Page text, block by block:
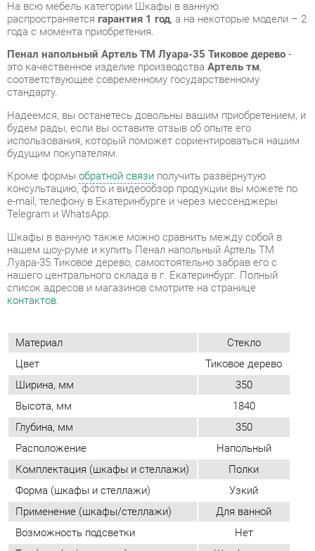
соответствующее современному государственному
стандарту.
Надеемся, вы останетесь довольны вашим приобретением, и
будем рады, если вы оставите отзыв об опыте его
использования, который поможет сориентироваться нашим
будущим покупателям.
Кроме формы
консультацию, фото и видеообзор продукции вы можете по
e-mail, телефону в Екатеринбурге и через мессенджеры
Telegram и WhatsApp.
Шкафы в ванную также можно сравнить между собой в
нашем шоу-руме и купить Пенал напольный Артель ТМ
Луара-35 Тиковое дерево, самостоятельно забрав его с
нашего центрального склада в г. Екатеринбург. Полный
список адресов и магазинов смотрите на странице
контактов.
Материал
Стекло
Цвет
Тиковое дерево
Ширина, мм
Глубина, мм
350
Расположение
Напольный
Комплектация (шкафы и стеллажи)
Полки
Форма (шкафы и стеллажи)
Узкий
Применение (шкафы/стеллажи)
Для ванной
Возможность подсветки
Тип (шкафы/стеллажи)
Шкаф-пенал
Объем упаковок, м3
0.225
ОТЗЫВЫ
Пока нет отзывов, поделитесь первым своим мнением.